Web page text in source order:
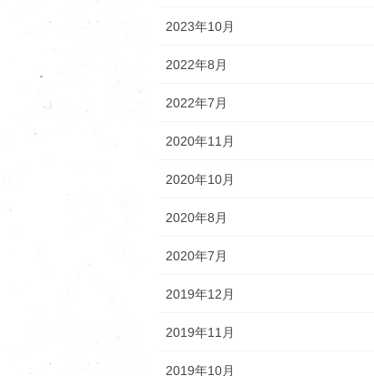
2023年10月
2022年8月
2022年7月
2020年11月
2020年10月
2020年8月
2020年7月
2019年12月
2019年11月
2019年10月